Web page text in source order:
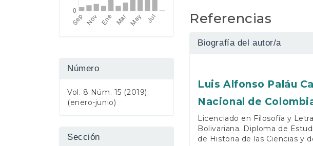
Número
Vol. 8 Núm. 15 (2019):
(enero-junio)
Sección
Referencias
Biografía del autor/a
Luis Alfonso Paláu
Nacional de
Licenciado en Filosofía y
Bolivariana. Diploma de
de Historia de las Ciencias y